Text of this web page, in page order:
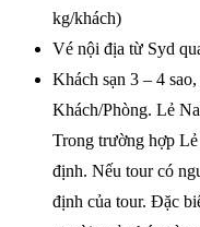
kg/khách)
Vé nội địa từ Syd
Khách sạn 3 – 4
Khách/Phòng. Lẻ
Trong trường hợp
định. Nếu tour có
định của tour. Đặc